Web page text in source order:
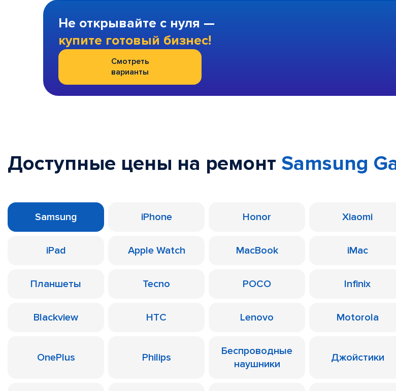
Не открывайте с нуля —
купите готовый бизнес!
Смотреть
варианты
Доступные цены на ремонт Samsung
Samsung iPhone Honor Xiaomi
iPad Apple Watch MacBook iMac
Планшеты Tecno POCO Infinix
Blackview HTC Lenovo Motorola
OnePlus Philips
Беспроводные
наушники
Джойстики